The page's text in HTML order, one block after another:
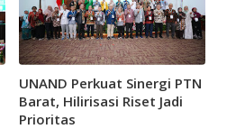
UNAND Perkuat Sinergi PTN
Barat, Hilirisasi Riset Jadi
Prioritas